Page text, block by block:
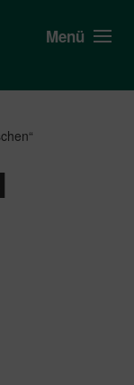
Menü